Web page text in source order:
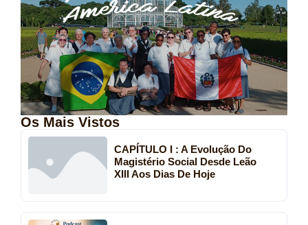
Os Mais Vistos
CAPÍTULO I : A Evolução Do
Magistério Social Desde Leão
XIII Aos Dias De Hoje